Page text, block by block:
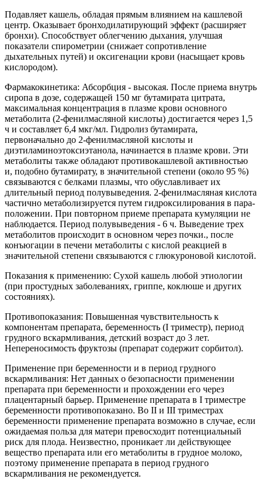
Подавляет кашель, обладая прямым влиянием на кашлевой
центр. Оказывает бронходилатирующий эффект (расширяет
бронхи). Способствует облегчению дыхания, улучшая
показатели спирометрии (снижает сопротивление
дыхательных путей) и оксигенации крови (насыщает кровь
кислородом).
Фармакокинетика: Абсорбция - высокая. После приема внутрь
сиропа в дозе, содержащей 150 мг бутамирата цитрата,
максимальная концентрация в плазме крови основного
метаболита (2-фенилмасляной кислоты) достигается через 1,5
ч и составляет 6,4 мкг/мл. Гидролиз бутамирата,
первоначально до 2-фенилмaсляной кислоты и
диэтилaминоэтоксиэтaнола, начинается в плазме крови. Эти
метaболиты тaкже обладают противокашлевой активностью
и, подобно бутамирату, в значительной степени (около 95 %)
связываются с белками плазмы, что обуславливает их
длительный период полувыведения. 2-фенилмaслянaя кислотa
частично метаболизируется путем гидроксилирования в пара-
положении. При повторном приеме препарата кумуляции не
наблюдается. Период полувыведения - 6 ч. Выведение трех
метaболитов происходит в основном через почки., после
конъюгации в печени метаболиты с кислой реакцией в
значительной степени связываются с глюкуроновой кислотой.
Показания к применению: Сухой кашель любой этиологии
(при простудных заболеваниях, гриппе, коклюше и других
состояниях).
Противопоказания: Повышенная чувствительность к
компонентам препарата, беременность (I триместр), период
грудного вскармливания, детский возраст до 3 лет.
Непереносимость фруктозы (препарат содержит сорбитол).
Применение при беременности и в период грудного
вскармливания: Нет данных о безопасности применении
препарата при беременности и прохождении его через
плацентарный барьер. Применение препарата в I триместре
беременности противопоказано. Во II и III триместрах
беременности применение препарата возможно в случае, если
ожидаемая польза для матери превосходит потенциальный
риск для плода. Неизвестно, проникает ли действующее
вещество препарата или его метаболиты в грудное молоко,
поэтому применение препарата в период грудного
вскармливания не рекомендуется.